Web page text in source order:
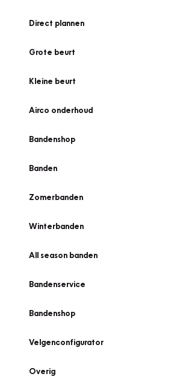
Direct plannen
Grote beurt
Kleine beurt
Airco onderhoud
Bandenshop
Banden
Zomerbanden
Winterbanden
All season banden
Bandenservice
Bandenshop
Velgenconfigurator
Overig